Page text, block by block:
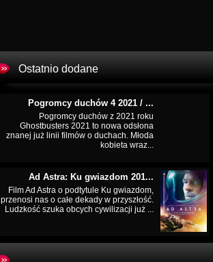
Ostatnio dodane
Pogromcy duchów 4 2021 / ...
Pogromcy duchów z 2021 roku
Ghostbusters 2021 to nowa odsłona
znanej już linii filmów o duchach. Młoda
kobieta wraz...
Ad Astra: Ku gwiazdom 201...
Film Ad Astra o podtytule Ku gwiazdom,
przenosi nas o całe dekady w przyszłość.
Ludzkość szuka obcych cywilizacji już ...